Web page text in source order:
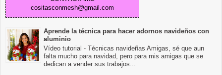
cositasconmesh@gmail.com
Aprende la técnica para hacer adornos navideños con
aluminio
Vídeo tutorial - Técnicas navideñas Amigas, sé que aun
falta mucho para navidad, pero para mis amigas que se
dedican a vender sus trabajos...